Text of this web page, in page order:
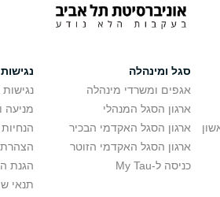
סגל ומינהלה
אגפים ומשרדי מינהלה
ארגון הסגל המנהלי
ארגון הסגל האקדמי הבכיר
ארגון הסגל האקדמי הזוטר
כניסה ל-My Tau
נגישות
מניעה
הצהרת
הגנת
תנאי